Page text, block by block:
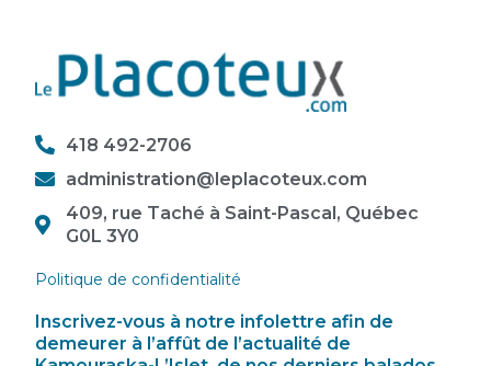
418 492-2706
administration@leplacoteux.com
409, rue Taché à Saint-Pascal, Québec
G0L 3Y0
Politique de confidentialité
Inscrivez-vous à notre infolettre afin de
demeurer à l’affût de l’actualité de